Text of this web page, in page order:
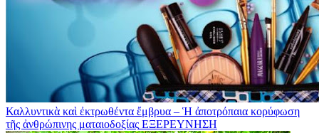
Καλλυντικὰ καὶ ἐκτρωθέντα ἔμβρυα – Ἡ ἀποτρόπαια κορύφωση
τῆς ἀνθρώπινης ματαιοδοξίας ΕΞΕΡΕΥΝΗΣΗ